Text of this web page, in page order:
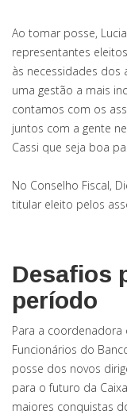
Ao tomar posse,
representantes
às necessidades dos
uma gestão a mais
contamos com os
juntos com a gente
Cassi que seja boa
No Conselho Fiscal,
titular eleito pelos
Desafios
período
Para a
Funcionários do
posse dos novos
para o futuro da
maiores conquistas